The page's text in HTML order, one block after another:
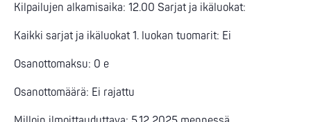
Kilpailujen alkamisaika: 12.00 Sarjat ja ikäluokat:
Kaikki sarjat ja ikäluokat 1. luokan tuomarit: Ei
Osanottomaksu: 0 e
Osanottomäärä: Ei rajattu